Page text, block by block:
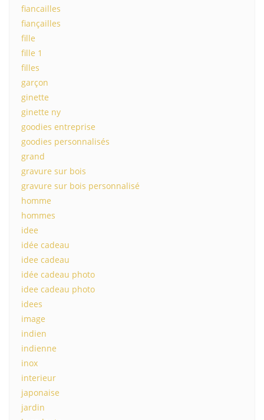
fiancailles
fiançailles
fille
fille 1
filles
garçon
ginette
ginette ny
goodies entreprise
goodies personnalisés
grand
gravure sur bois
gravure sur bois personnalisé
homme
hommes
idee
idée cadeau
idee cadeau
idée cadeau photo
idee cadeau photo
idees
image
indien
indienne
inox
interieur
japonaise
jardin